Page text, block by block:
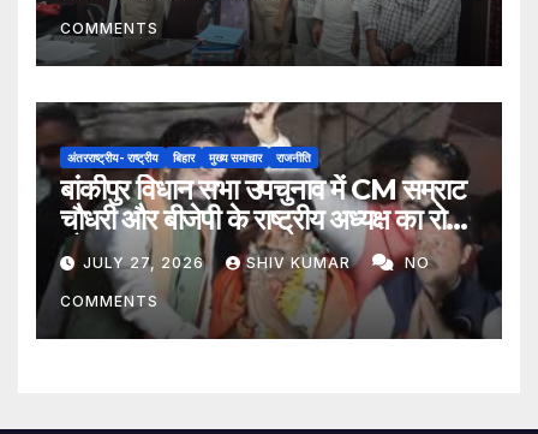
COMMENTS
अंतरराष्ट्रीय- राष्ट्रीय बिहार मुख्य समाचार राजनीति
बांकीपुर विधान सभा उपचुनाव में CM सम्राट
चौधरी और बीजेपी के राष्ट्रीय अध्यक्ष का रोड
शोJULY 27, 2026 SHIV KUMAR NO
COMMENTS